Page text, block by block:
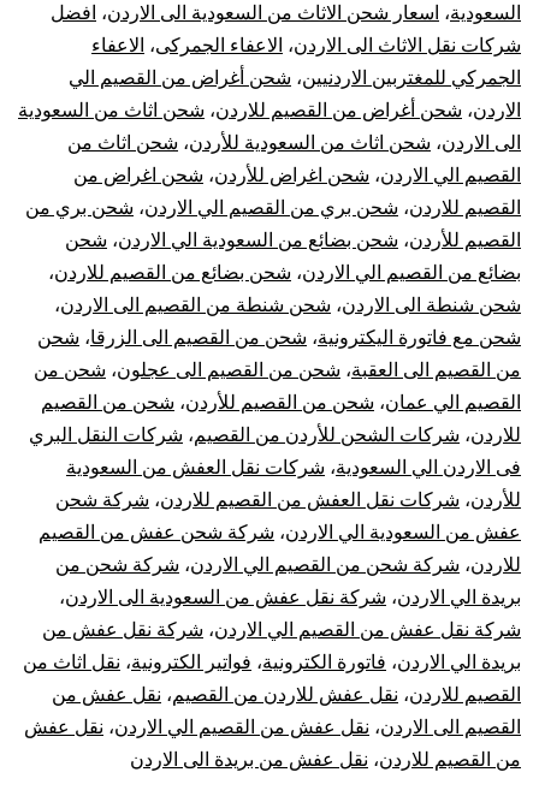
الاردن
|
نقل
عفش
من
القصيم
للأردن
السعودية، اسعار شحن الاثاث من السعودية الى الاردن، افضل
شركات نقل الاثاث الى الاردن، الاعفاء الجمركى، الاعفاء
الجمركي للمغتربين الاردنيين، شحن أغراض من القصيم الي
الاردن، شحن أغراض من القصيم للاردن، شحن اثاث من السعودية
الى الاردن، شحن اثاث من السعودية للأردن، شحن اثاث من
القصيم الي الاردن، شحن اغراض للأردن، شحن اغراض من
القصيم للاردن، شحن بري من القصيم الي الاردن، شحن بري من
القصيم للأردن، شحن بضائع من السعودية الي الاردن، شحن
بضائع من القصيم الي الاردن، شحن بضائع من القصيم للاردن،
شحن شنطة الى الاردن، شحن شنطة من القصيم الى الاردن،
شحن مع فاتورة اليكترونية، شحن من القصيم الى الزرقا، شحن
من القصيم الى العقبة، شحن من القصيم الى عجلون، شحن من
القصيم الي عمان، شحن من القصيم للأردن، شحن من القصيم
للاردن، شركات الشحن للأردن من القصيم، شركات النقل البري
فى الاردن الي السعودية، شركات نقل العفش من السعودية
للأردن، شركات نقل العفش من القصيم للاردن، شركة شحن
عفش من السعودية الي الاردن، شركة شحن عفش من القصيم
للاردن، شركة شحن من القصيم الي الاردن، شركة شحن من
بريدة الي الاردن، شركة نقل عفش من السعودية الى الاردن،
شركة نقل عفش من القصيم الي الاردن، شركة نقل عفش من
بريدة الي الاردن، فاتورة الكترونية، فواتير الكترونية، نقل اثاث من
القصيم للاردن، نقل عفش للاردن من القصيم، نقل عفش من
القصيم الى الاردن، نقل عفش من القصيم الي الاردن، نقل عفش
من القصيم للاردن، نقل عفش من بريدة الى الاردن